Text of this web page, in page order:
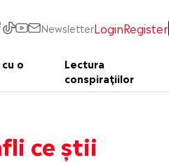
NewsletterLoginRegister
o
Lectura
conspirațiilor
ce știi